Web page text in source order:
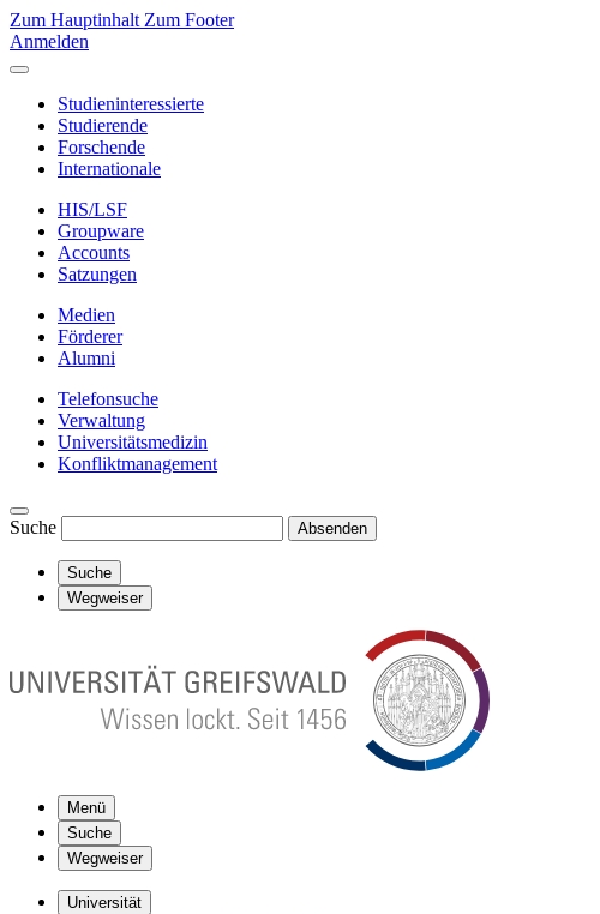
Zum Hauptinhalt Zum Footer
Anmelden
Studieninteressierte
Studierende
Forschende
Internationale
HIS/LSF
Groupware
Accounts
Satzungen
Medien
Förderer
Alumni
Telefonsuche
Verwaltung
Universitätsmedizin
Konfliktmanagement
Suche Absenden
Suche
Wegweiser
Menü
Suche
Wegweiser
Universität